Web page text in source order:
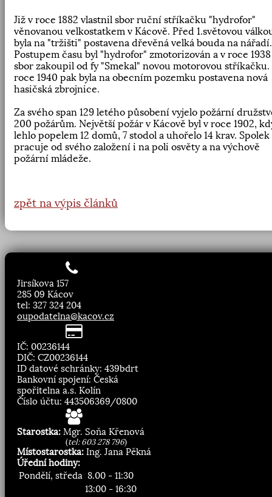
Již v roce 1882 vlastnil sbor ruční stříkačku "hydrofor"
věnovanou velkostatkem v Kácově. Před 1.světovou
byla na "tržišti" postavena dřevěná velká bouda na nářadí.
Postupem času byl "hydrofor" zmotorizován a v roce 1938
sbor zakoupil od fy "Smekal" novou motorovou stříkačku.
roce 1940 pak byla na obecním pozemku postavena nová
hasičská zbrojnice.
Za svého span 129 letého působení vyjelo požární
200 požárům. Největší požár v Kácově byl v roce 1902,
lehlo popelem 12 domů, 7 stodol a uhořelo 14 krav. Spolek
pracuje od svého založení i na poli osvěty a na výchově
požární mládeže.
zpět na výpis článků
Jirsíkova 157
285 09 Kácov
tel: 327 324 204
oupodatelna@kacov.cz
IČ: 00236144
DIČ: CZ00236144
ID datové schránky: 439bdrt
Bankovní spojení: Česká
spořitelna a.s. Kolín
Číslo účtu: 443506369/0800
Starostka: Mgr. Soňa Křenová
(tel: 603 278 796)
Místostarostka: Ing. Jana Pěkná
Úřední hodiny:
Pondělí, středa 8.00 - 11:30
13:00 - 16:30